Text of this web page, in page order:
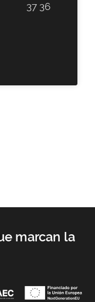
37 36
marcan la